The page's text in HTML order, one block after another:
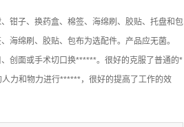
钳子、换药盒、棉签、海绵刷、胶贴、托盘和包
海绵刷、胶贴、包布为选配件。产品应无菌。
创面或手术切口换******。很好的克服了普通的*
力和物力进行******，很好的提高了工作的效